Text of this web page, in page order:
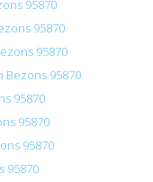
95870
95870
95870
Bezons 95870
95870
95870
95870
95870